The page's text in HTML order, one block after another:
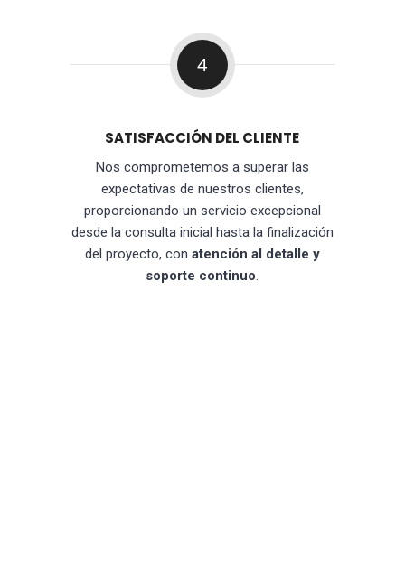
4
SATISFACCIÓN DEL CLIENTE
Nos comprometemos a superar las
expectativas de nuestros clientes,
proporcionando un servicio excepcional
desde la consulta inicial hasta la finalización
del proyecto, con atención al detalle y
soporte continuo.